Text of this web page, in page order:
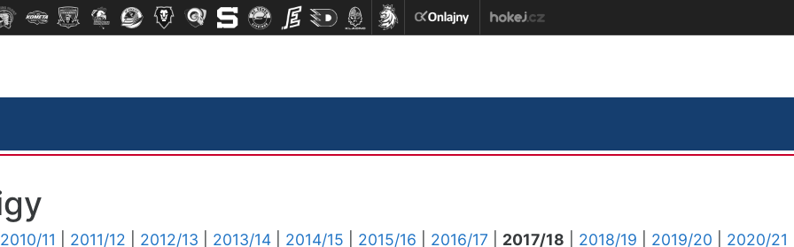
2010/11 2011/12 2012/13 2013/14 2014/15 2015/16 2016/17 2017/18 2018/19 2019/20
2020/21